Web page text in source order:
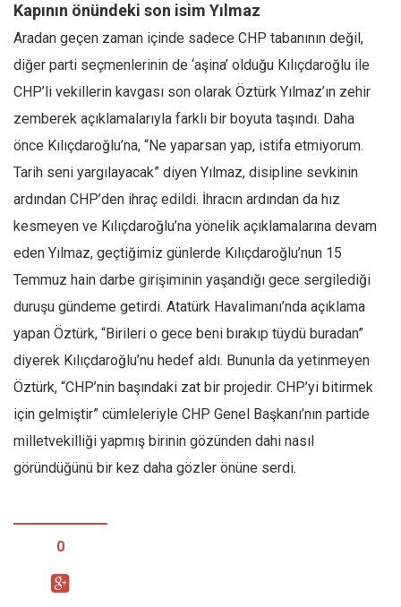
Kapının önündeki son isim Yılmaz
Aradan geçen zaman içinde sadece CHP tabanının değil,
diğer parti seçmenlerinin de ‘aşina’ olduğu Kılıçdaroğlu ile
CHP’li vekillerin kavgası son olarak Öztürk Yılmaz’ın zehir
zemberek açıklamalarıyla farklı bir boyuta taşındı. Daha
önce Kılıçdaroğlu’na, “Ne yaparsan yap, istifa etmiyorum.
Tarih seni yargılayacak” diyen Yılmaz, disipline sevkinin
ardından CHP’den ihraç edildi. İhracın ardından da hız
kesmeyen ve Kılıçdaroğlu’na yönelik açıklamalarına devam
eden Yılmaz, geçtiğimiz günlerde Kılıçdaroğlu’nun 15
Temmuz hain darbe girişiminin yaşandığı gece sergilediği
duruşu gündeme getirdi. Atatürk Havalimanı’nda açıklama
yapan Öztürk, “Birileri o gece beni bırakıp tüydü buradan”
diyerek Kılıçdaroğlu’nu hedef aldı. Bununla da yetinmeyen
Öztürk, “CHP’nin başındaki zat bir projedir. CHP’yi bitirmek
için gelmiştir” cümleleriyle CHP Genel Başkanı’nın partide
milletvekilliği yapmış birinin gözünden dahi nasıl
göründüğünü bir kez daha gözler önüne serdi.
0